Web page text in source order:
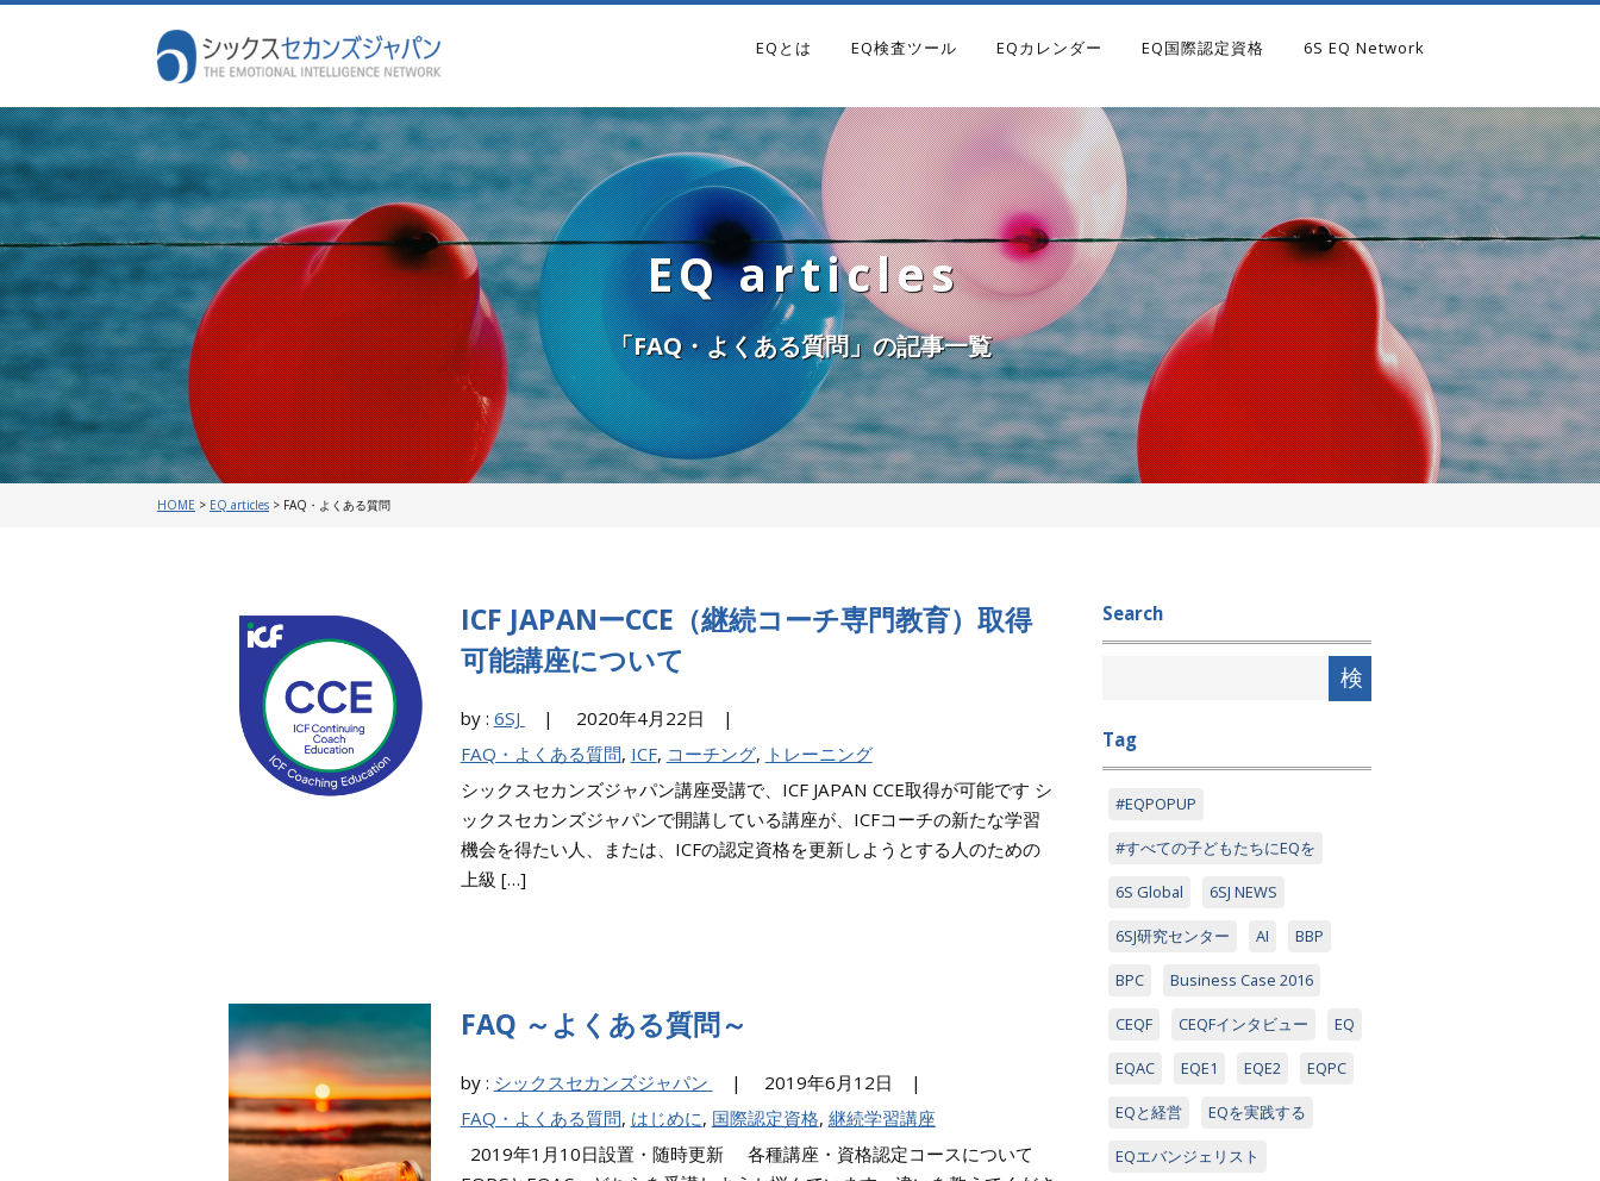
EQとは EQ検査ツール EQカレンダー EQ国際認定資格 6S EQ Network
EQ articles
「FAQ・よくある質問」の記事一覧
HOME > EQ articles > FAQ・よくある質問
ICF JAPANーCCE（継続コーチ専門教育）取得
可能講座について
by : 6SJ |
2020年4月22日 |
FAQ・よくある質問, ICF, コーチング, トレーニング
シックスセカンズジャパン講座受講で、ICF JAPAN CCE取得が可能です シ
ックスセカンズジャパンで開講している講座が、ICFコーチの新たな学習
機会を得たい人、または、ICFの認定資格を更新しようとする人のための
上級 […]
FAQ ～よくある質問～
by : シックスセカンズジャパン |
2019年6月12日 |
FAQ・よくある質問, はじめに, 国際認定資格, 継続学習講座
2019年1月10日設置・随時更新 各種講座・資格認定コースについて
Search
Tag
#EQPOPUP
#すべての子どもたちにEQを
6S Global 6SJ NEWS
6SJ研究センター AI BBP
BPC Business Case 2016
CEQF CEQFインタビュー EQ
EQAC EQE1 EQE2 EQPC
EQと経営 EQを実践する
EQエバンジェリスト